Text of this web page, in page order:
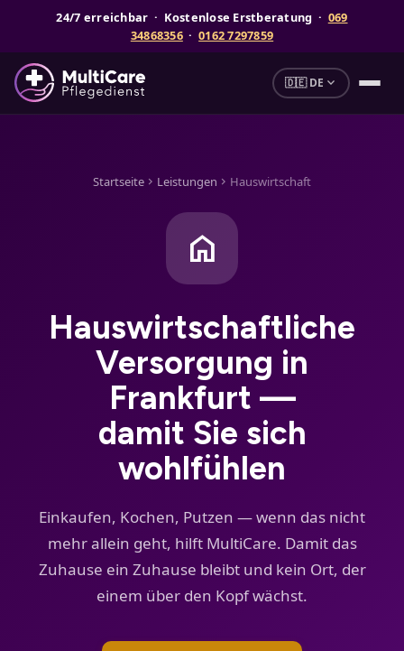
24/7 erreichbar · Kostenlose Erstberatung · 069
34868356·0162 7297859
🇩🇪 DE expand_more
Startseite chevron_right Leistungen chevron_right Hauswirtschaft
home
Hauswirtschaftliche
Versorgung in
Frankfurt —
damit Sie sich
wohlfühlen
Einkaufen, Kochen, Putzen — wenn das nicht
mehr allein geht, hilft MultiCare. Damit das
Zuhause ein Zuhause bleibt und kein Ort, der
einem über den Kopf wächst.